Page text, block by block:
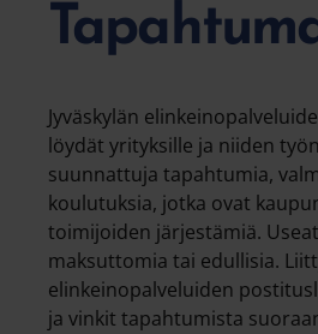
Jyväskylän
löydät yrityksille ja niiden
suunnattuja tapahtumia,
koulutuksia, jotka ovat
toimijoiden järjestämiä.
maksuttomia tai edullisia.
elinkeinopalveluiden
ja vinkit tapahtumista